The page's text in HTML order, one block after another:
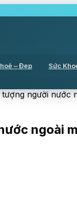
– Đẹp Sức
tượng người nước
ngoài